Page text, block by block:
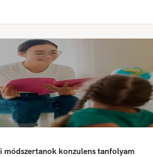
módszertanok konzulens tanfolyam